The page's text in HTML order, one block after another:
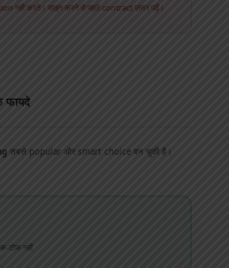
नहीं करते। साइन करने से पहले contract ज़रूर पढ़ें।
सबसे popular और smart choice बन चुकी है।
टोक नहीं